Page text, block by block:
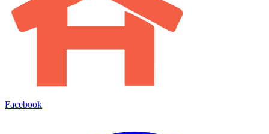
Facebook